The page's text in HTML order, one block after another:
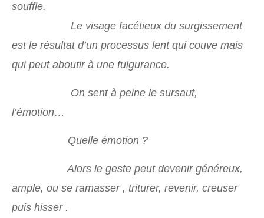
souffle.
Le visage facétieux du surgissement
est le résultat d’un processus lent qui couve mais
qui peut aboutir à une fulgurance.
On sent à peine le sursaut,
l’émotion…
Quelle émotion ?
Alors le geste peut devenir généreux,
ample, ou se ramasser , triturer, revenir, creuser
puis hisser .